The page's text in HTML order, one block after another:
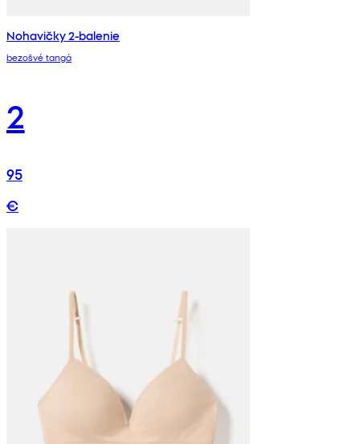
Nohavičky 2-balenie
bezošvé tangá
2
95
€